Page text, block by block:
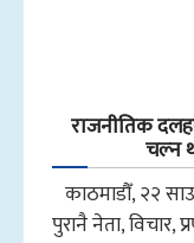
राजनीतिक
चल्न
काठमाडौँ, २२
पुरानै नेता, विचार,